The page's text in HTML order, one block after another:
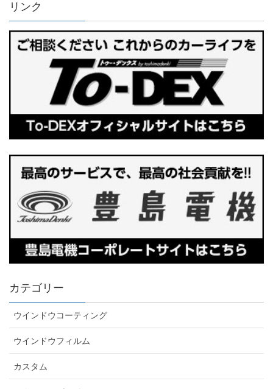
リンク
カテゴリー
ウインドウコーティング
ウインドウフィルム
カスタム